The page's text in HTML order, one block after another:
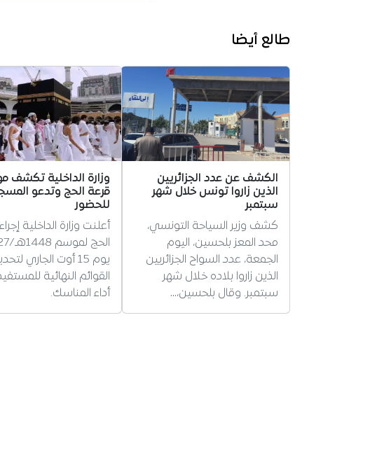
طالع أيضا
الكشف عن عدد الجزائريين
الذين زاروا تونس خلال شهر
سبتمبر
كشف وزير السياحة التونسي،
محد المعز بلحسين، اليوم
الجمعة، عدد السواح الجزائريين
الذين زاروا بلاده خلال شهر
سبتمبر. وقال بلحسين،…
وزارة الداخلية تكشف
قرعة الحج وتدعو
للحضور
أعلنت وزارة الداخلية
يوم 15 أوت الجاري
القوائم النهائية
أداء المناسك.